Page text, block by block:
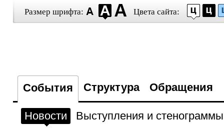
Размер шрифта: Цвета сайта:
События Структура Обращения
Новости
Выступления и стенограммы